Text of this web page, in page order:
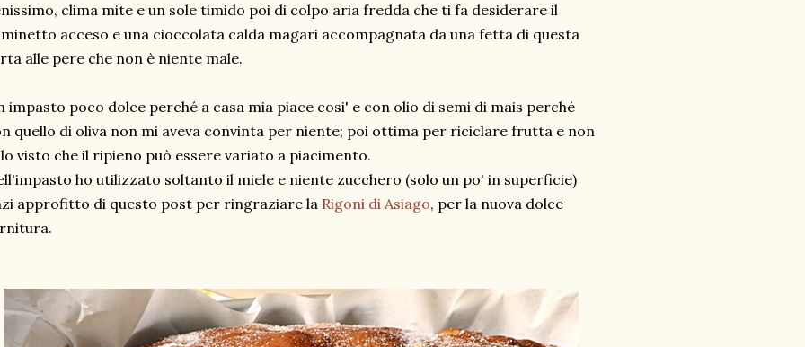
clima mite e un sole timido poi di colpo aria fredda che ti fa desiderare il
acceso e una cioccolata calda magari accompagnata da una fetta di questa
alle pere che non è niente male.
impasto poco dolce perché a casa mia piace cosi' e con olio di semi di mais perché
quello di oliva non mi aveva convinta per niente; poi ottima per riciclare frutta e non
visto che il ripieno può essere variato a piacimento.
ho utilizzato soltanto il miele e niente zucchero (solo un po' in superficie)
approfitto di questo post per ringraziare la Rigoni di Asiago, per la nuova dolce